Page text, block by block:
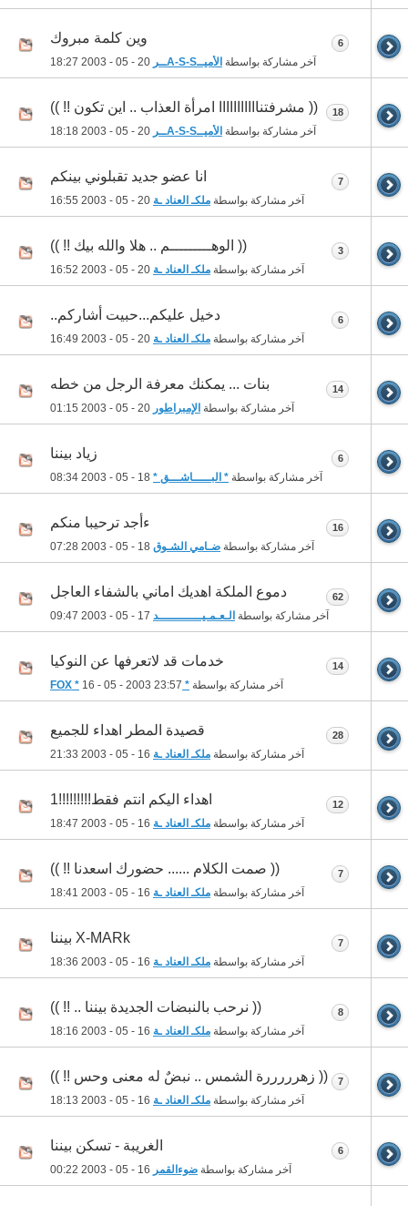
وين كلمة مبروك
آخر مشاركة بواسطة الأميــA-S-Sــر 18:27
6
(( مشرفتنااااااااااا امرأة العذاب .. اين تكون !! ))
آخر مشاركة بواسطة الأميــA-S-Sــر 18:18
18
انا عضو جديد تقبلوني بينكم
آخر مشاركة بواسطة ملكـ العناد ـة 16:55
7
(( الوهـــــــــم .. هلا والله بيك !! ))
آخر مشاركة بواسطة ملكـ العناد ـة 16:52
3
دخيل عليكم...حبيت أشاركم..
آخر مشاركة بواسطة ملكـ العناد ـة 16:49
6
بنات ... يمكنك معرفة الرجل من خطه
آخر مشاركة بواسطة الإمبراطور 01:15
14
زياد بيننا
آخر مشاركة بواسطة * البـــــاشـــق * 08:34
6
ءأجد ترحيبا منكم
آخر مشاركة بواسطة ضـامي الشـوق 07:28
16
دموع الملكة اهديك اماني بالشفاء العاجل
آخر مشاركة بواسطة الـعـمـيــــــــــــد 09:47
62
خدمات قد لاتعرفها عن النوكيا
آخر مشاركة بواسطة * FOX *
16 - 05 - 2003 23:57
14
قصيدة المطر اهداء للجميع
آخر مشاركة بواسطة ملكـ العناد ـة 21:33
28
اهداء اليكم انتم فقط!!!!!!!!!1
آخر مشاركة بواسطة ملكـ العناد ـة 18:47
12
(( صمت الكلام ...... حضورك اسعدنا !! ))
آخر مشاركة بواسطة ملكـ العناد ـة 18:41
7
X-MARk بيننا
آخر مشاركة بواسطة ملكـ العناد ـة 18:36
7
(( نرحب بالنبضات الجديدة بيننا .. !! ))
آخر مشاركة بواسطة ملكـ العناد ـة 18:16
8
(( زهرررررة الشمس .. نبضٌ له معنى وحس !! ))
آخر مشاركة بواسطة ملكـ العناد ـة 18:13
7
الغريبة - تسكن بيننا
آخر مشاركة بواسطة ضوءالقمر 00:22
6